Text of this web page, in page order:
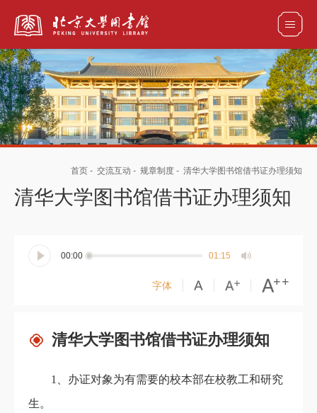
全部资源
首页 - 交流互动 - 规章制度 - 清华大学图书馆借书证办理须知
清华大学图书馆借书证办理须知
00:00 01:15
字体
清华大学图书馆借书证办理须知
1
、办证对象为有需要的校本部在校教工和研究
生。